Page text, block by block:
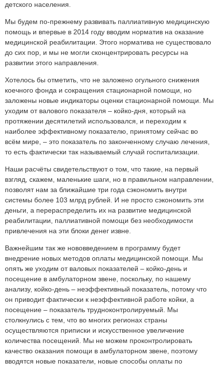
детского населения.
Мы будем по-прежнему развивать паллиативную медицинскую
помощь и впервые в 2014 году вводим норматив на оказание
медицинской реабилитации. Этого норматива не существовало
до сих пор, и мы не могли сконцентрировать ресурсы на
развитии этого направления.
Хотелось бы отметить, что не заложено огульного снижения
коечного фонда и сокращения стационарной помощи, но
заложены новые индикаторы оценки стационарной помощи. Мы
уходим от валового показателя – койко-дня, который на
протяжении десятилетий использовался, и переходим к
наиболее эффективному показателю, принятому сейчас во
всём мире, – это показатель по законченному случаю лечения,
то есть фактически так называемый случай госпитализации.
Наши расчёты свидетельствуют о том, что такие, на первый
взгляд, скажем, маленькие шаги, но в правильном направлении,
позволят нам за ближайшие три года сэкономить внутри
системы более 103 млрд рублей. И не просто сэкономить эти
деньги, а перераспределить их на развитие медицинской
реабилитации, паллиативной помощи без необходимости
привлечения на эти блоки денег извне.
Важнейшим так же нововведением в программу будет
внедрение новых методов оплаты медицинской помощи. Мы
опять же уходим от валовых показателей – койко-день и
посещение в амбулаторном звене, поскольку, по нашему
анализу, койко-день – неэффективный показатель, потому что
он приводит фактически к неэффективной работе койки, а
посещение – показатель трудноконтролируемый. Мы
столкнулись с тем, что во многих регионах страны
осуществляются приписки и искусственное увеличение
количества посещений. Мы не можем проконтролировать
качество оказания помощи в амбулаторном звене, поэтому
вводятся новые показатели, новые способы оплаты по